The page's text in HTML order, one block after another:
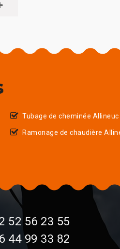
Tubage de cheminée Allineuc
Ramonage de chaudière
52 56 23 55
44 99 33 82